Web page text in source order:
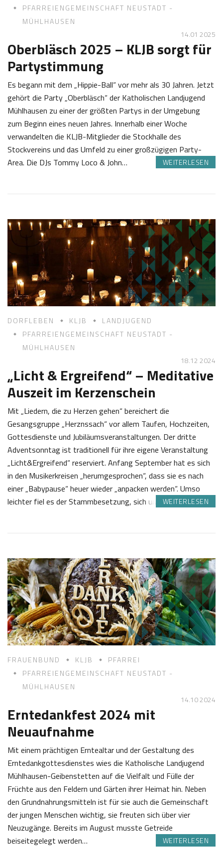
PFARREIENGEMEINSCHAFT NEUSTADT -
MÜHLHAUSEN
14.01 2025
Oberbläsch 2025 – KLJB sorgt für
Partystimmung
Es begann mit dem „Hippie-Ball“ vor mehr als 30 Jahren. Jetzt
gehört die Party „Oberbläsch“ der Katholischen Landjugend
Mühlhausen zu einer der größten Partys in der Umgebung
zum Beginn eines neuen Jahres. Innerhalb einer Woche
verwandelten die KLJB-Mitglieder die Stockhalle des
Stockvereins und das Umfeld zu einer großzügigen Party-
Area. Die DJs Tommy Loco & John…
WEITERLESEN
4
0
1
0
5
o
e
f
a
t
l
DORFLEBEN KLJB
LANDJUGEND
PFARREIENGEMEINSCHAFT NEUSTADT -
MÜHLHAUSEN
18.12 2024
„Licht & Ergreifend“ – Meditative
Auszeit im Kerzenschein
Mit „Liedern, die zu Herzen gehen“ bereichert die
Gesangsgruppe „Herznssach“ vor allem Taufen, Hochzeiten,
Gottesdienste und Jubiläumsveranstaltungen. Der dritte
Adventsonntag ist traditionell für ihre eigene Veranstaltung
„Licht&Ergreifend“ reserviert. Anfang September hat es sich
in den Musikerkreisen „herumgesprochen“, dass sie es nach
einer „Babypause“ heuer wieder „anpacken werden“. Umso
leichter fiel es der Stammbesetzung, sich um…WEITERLESEN
8
1
2
2
0
2
4
o
e
f
K
a
s
t
l
FRAUENBUND KLJB
PFARREI
PFARREIENGEMEINSCHAFT NEUSTADT -
MÜHLHAUSEN
14.10 2024
Erntedankfest 2024 mit
Neuaufnahme
Mit einem prächtigen Erntealtar und der Gestaltung des
Erntedankgottesdienstes wies die Katholische Landjugend
Mühlhausen-Geibenstetten auf die Vielfalt und Fülle der
Früchte aus den Feldern und Gärten ihrer Heimat hin. Neben
den Grundnahrungsmitteln ist für sie auch die Gemeinschaft
der jungen Menschen wichtig, sie freuten sich über vier
Neuzugänge. Bereits im August musste Getreide
beiseitegelegt werden…
WEITERLESEN